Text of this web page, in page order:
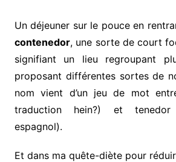
Un déjeuner sur le pouce en
contenedor, une sorte de court
signifiant un lieu regroupant
proposant différentes sortes de
nom vient d’un jeu de mot
traduction hein?) et
espagnol).
Et dans ma quête-diète pour